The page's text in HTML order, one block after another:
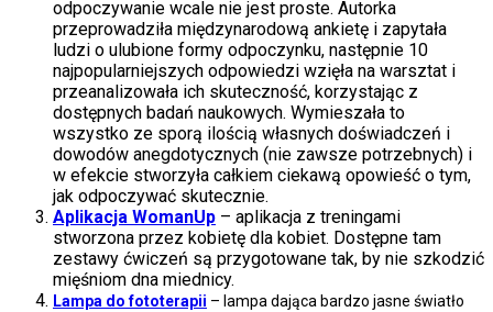
odpoczywanie wcale nie jest proste. Autorka
przeprowadziła międzynarodową ankietę i zapytała
ludzi o ulubione formy odpoczynku, następnie 10
najpopularniejszych odpowiedzi wzięła na warsztat i
przeanalizowała ich skuteczność, korzystając z
dostępnych badań naukowych. Wymieszała to
wszystko ze sporą ilością własnych doświadczeń i
dowodów anegdotycznych (nie zawsze potrzebnych) i
w efekcie stworzyła całkiem ciekawą opowieść o tym,
jak odpoczywać skutecznie.
Aplikacja WomanUp – aplikacja z treningami
stworzona przez kobietę dla kobiet. Dostępne tam
zestawy ćwiczeń są przygotowane tak, by nie szkodzić
mięśniom dna miednicy.
Lampa do fototerapii – lampa dająca bardzo jasne światło